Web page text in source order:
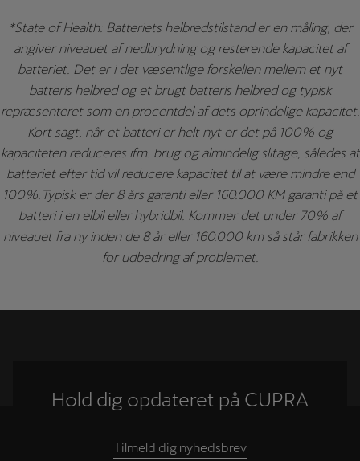
*State of Health: Batteriets helbredstilstand er en måling, der
angiver niveauet af nedbrydning og resterende kapacitet af
batteriet. Det er i det væsentlige forskellen mellem et nyt
batteris helbred og et brugt batteris helbred og typisk
repræsenteret som en procentdel af dets oprindelige kapacitet.
Kort sagt, når et batteri er helt nyt er det på 100% og
kapaciteten reduceres ifm. brug og almindelig slitage, således at
batteriet efter tid vil reducere kapacitet til at være mindre end
100%.Typisk er der 8 års garanti eller 160.000 KM garanti på et
batteri i en elbil eller hybridbil. Kommer det under 70% af
niveauet fra ny inden de 8 år eller 160.000 km så står fabrikken
for udbedring af problemet.
Hold dig opdateret på CUPRA
Tilmeld dig nyhedsbrev